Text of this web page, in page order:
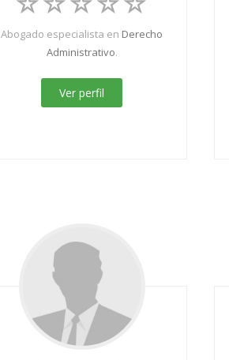
Abogado especialista en Derecho
Administrativo.
Ver perfil